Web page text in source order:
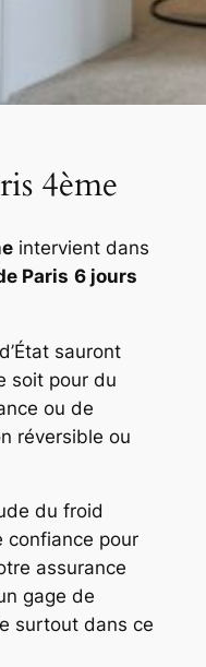
4ème
intervient dans
Paris 6 jours
sauront
soit pour du
ou de
réversible ou
du froid
confiance pour
assurance
gage de
surtout dans ce